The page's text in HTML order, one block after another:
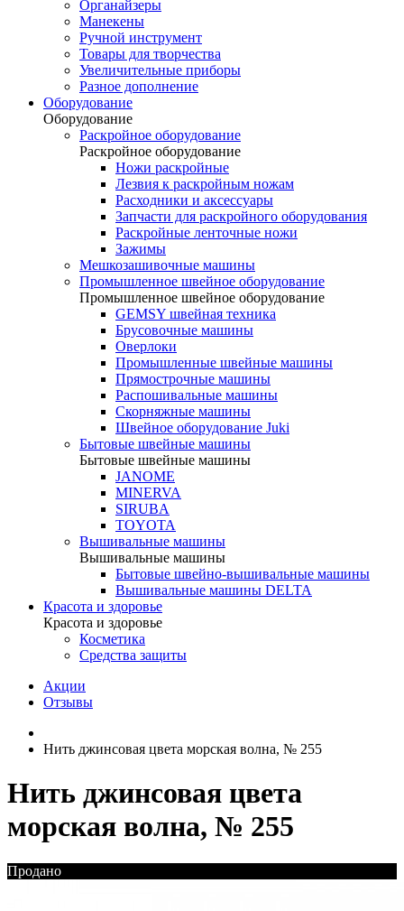
Органайзеры
Манекены
Ручной инструмент
Товары для творчества
Увеличительные приборы
Разное дополнение
Оборудование
Оборудование
Раскройное оборудование
Раскройное оборудование
Ножи раскройные
Лезвия к раскройным ножам
Расходники и аксессуары
Запчасти для раскройного оборудования
Раскройные ленточные ножи
Зажимы
Мешкозашивочные машины
Промышленное швейное оборудование
Промышленное швейное оборудование
GEMSY швейная техника
Брусовочные машины
Оверлоки
Промышленные швейные машины
Прямострочные машины
Распошивальные машины
Скорняжные машины
Швейное оборудование Juki
Бытовые швейные машины
Бытовые швейные машины
JANOME
MINERVA
SIRUBA
TOYOTA
Вышивальные машины
Вышивальные машины
Бытовые швейно-вышивальные машины
Вышивальные машины DELTA
Красота и здоровье
Красота и здоровье
Косметика
Средства защиты
Акции
Отзывы
Нить джинсовая цвета морская волна, № 255
Нить джинсовая цвета
морская волна, № 255
Продано